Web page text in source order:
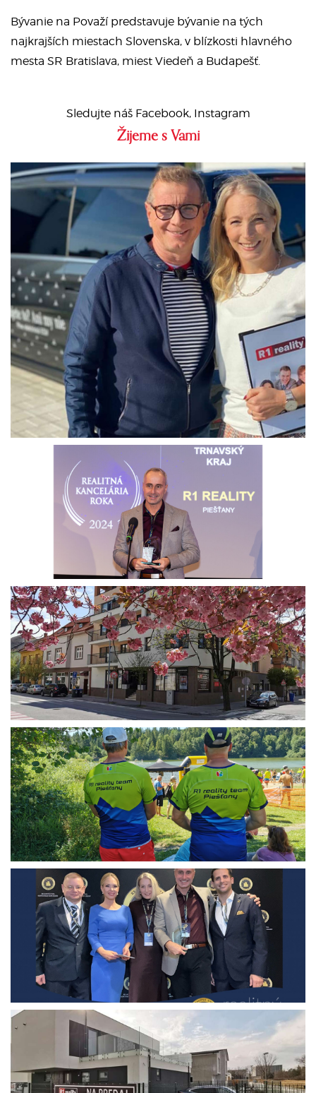
Bývanie na Považí predstavuje bývanie na tých
najkrajších miestach Slovenska, v blízkosti hlavného
mesta SR Bratislava, miest Viedeň a Budapešť.
Sledujte náš Facebook, Instagram
Žijeme s Vami